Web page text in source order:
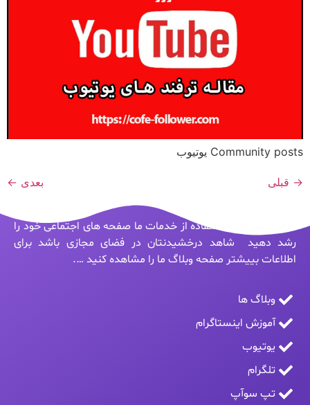
Community posts یوتیوب
→ قبلی بعدی ←
شما میتوانید با استفاده از خدمات ما صفحه های اجتماعی خود را
رشد دهید شاهد درخشیدنتان در فضای مجازی باشد برای
اطلاعات بییشتر صفحه وبلاگ ما را مشاهده کنید ….
وبلاگ ها
آموزش اینستاگرام
یوتیوب
تلگرام
تپ سوآپ